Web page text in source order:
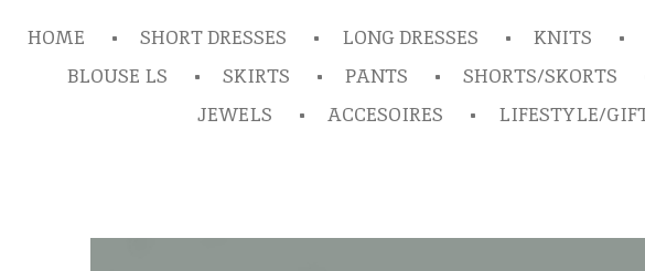
HOME SHORT DRESSES LONG DRESSES KNITS
BLOUSE LS
SKIRTS PANTS SHORTS/SKORTS
JEWELS
ACCESOIRES LIFESTYLE/